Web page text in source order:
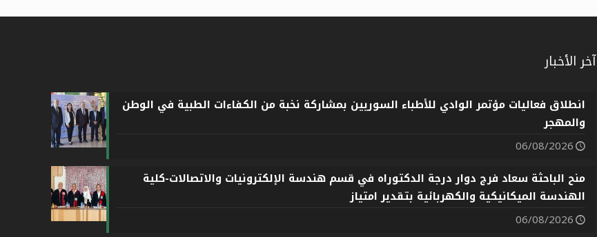
آخر الأخبار
انطلاق فعاليات مؤتمر الوادي للأطباء السوريين بمشاركة نخبة من الكفاءات الطبية في الوطن
والمهجر
06/08/2026
منح الباحثة سعاد فرج دوار درجة الدكتوراه في قسم هندسة الإلكترونيات والاتصالات-كلية
الهندسة الميكانيكية والكهربائية بتقدير امتياز
06/08/2026